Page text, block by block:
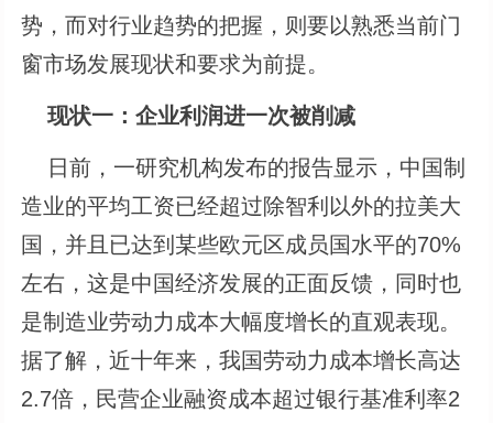
势，而对行业趋势的把握，则要以熟悉当前门
窗市场发展现状和要求为前提。
现状一：企业利润进一次被削减
日前，一研究机构发布的报告显示，中国制
造业的平均工资已经超过除智利以外的拉美大
国，并且已达到某些欧元区成员国水平的70%
左右，这是中国经济发展的正面反馈，同时也
是制造业劳动力成本大幅度增长的直观表现。
据了解，近十年来，我国劳动力成本增长高达
2.7倍，民营企业融资成本超过银行基准利率2